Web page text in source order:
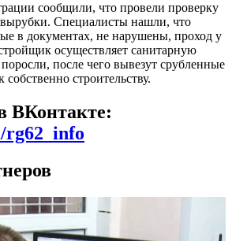
сообщили, что провели проверку
Специалисты нашли, что
в документах, не нарушены, проход у
осуществляет санитарную
после чего вывезут срубленные
собственно строительству.
ВКонтакте:
rg62_info